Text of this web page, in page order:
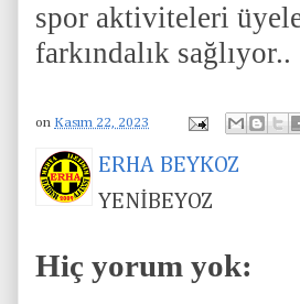
spor aktiviteleri
farkındalık sağlıyor..
on Kasım 22, 2023
ERHA BEYKOZ
YENİBEYOZ
Hiç yorum yok: